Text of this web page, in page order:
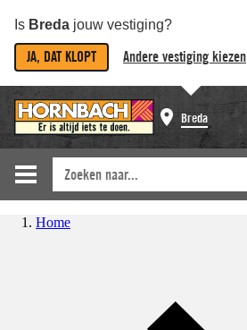
Is Breda jouw vestiging?
JA, DAT KLOPT Andere vestiging kiezen
Breda
Home